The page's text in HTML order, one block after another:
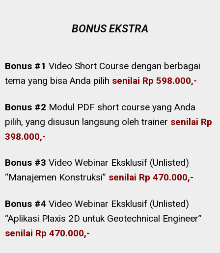
BONUS EKSTRA
Bonus #1 Video Short Course dengan berbagai
tema yang bisa Anda pilih senilai Rp 598.000,-
Bonus #2 Modul PDF short course yang Anda
pilih, yang disusun langsung oleh trainer senilai Rp
398.000,-
Bonus #3 Video Webinar Eksklusif (Unlisted)
“Manajemen Konstruksi” senilai Rp 470.000,-
Bonus #4 Video Webinar Eksklusif (Unlisted)
“Aplikasi Plaxis 2D untuk Geotechnical Engineer”
senilai Rp 470.000,-